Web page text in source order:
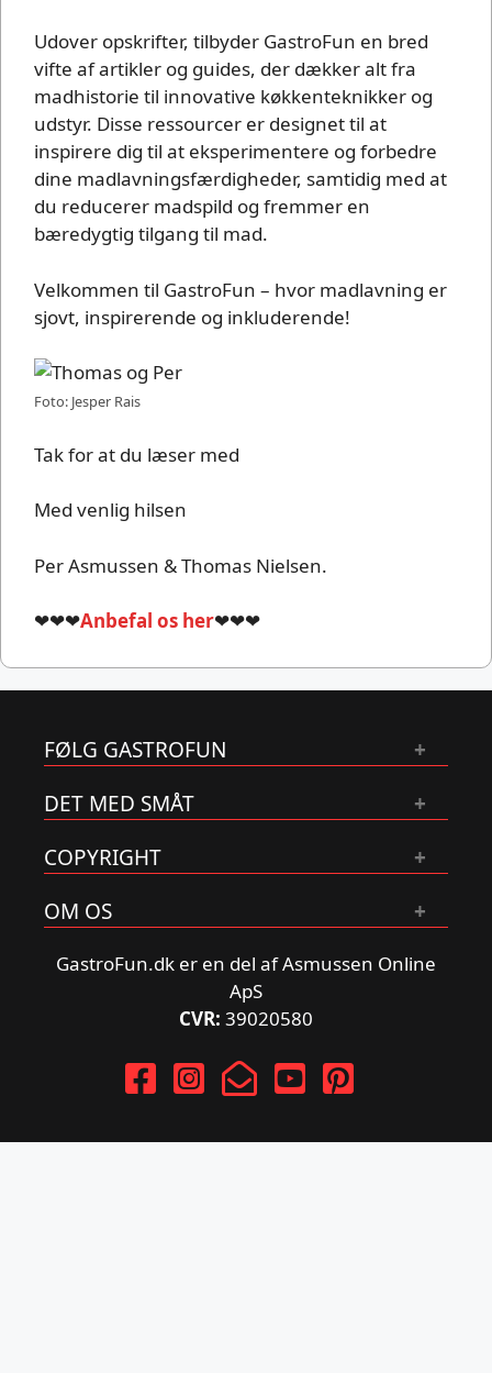
Udover opskrifter, tilbyder GastroFun en bred
vifte af artikler og guides, der dækker alt fra
madhistorie til innovative køkkenteknikker og
udstyr. Disse ressourcer er designet til at
inspirere dig til at eksperimentere og forbedre
dine madlavningsfærdigheder, samtidig med at
du reducerer madspild og fremmer en
bæredygtig tilgang til mad.
Velkommen til GastroFun – hvor madlavning er
sjovt, inspirerende og inkluderende!
Foto: Jesper Rais
Tak for at du læser med
Med venlig hilsen
Per Asmussen & Thomas Nielsen.
❤❤❤Anbefal os her❤❤❤
FØLG GASTROFUN
DET MED SMÅT
COPYRIGHT
OM OS
GastroFun.dk er en del af Asmussen Online
ApS
CVR: 39020580